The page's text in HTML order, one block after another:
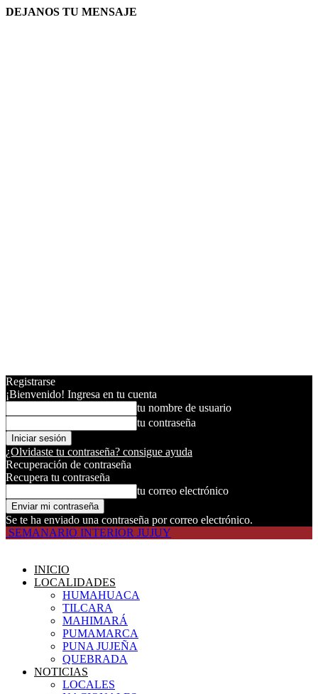
DEJANOS TU MENSAJE
Registrarse
¡Bienvenido! Ingresa en tu cuenta
tu nombre de usuario
tu contraseña
¿Olvidaste tu contraseña? consigue ayuda
Recuperación de contraseña
Recupera tu contraseña
tu correo electrónico
Se te ha enviado una contraseña por correo electrónico.
SEMANARIO INTERIOR JUJUY
INICIO
LOCALIDADES
HUMAHUACA
TILCARA
MAHIMARÁ
PUMAMARCA
PUNA JUJEÑA
QUEBRADA
NOTICIAS
LOCALES